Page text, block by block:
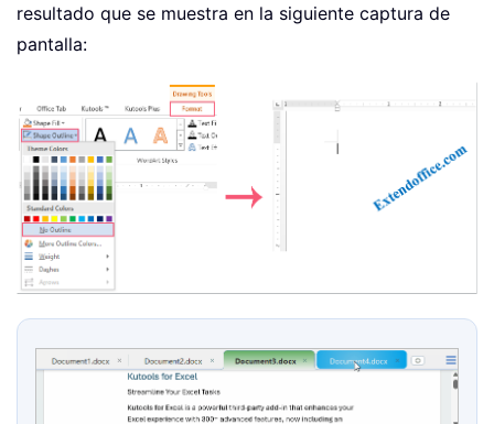
resultado que se muestra en la siguiente captura de
pantalla: